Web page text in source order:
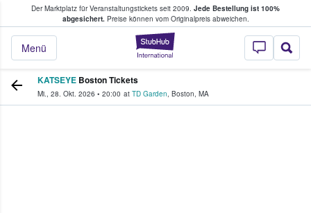
Der Marktplatz für Veranstaltungstickets seit 2009. Jede Bestellung ist 100%
abgesichert.Preise können vom Originalpreis abweichen.
StubHub - Wo
Menü
Tickets kaufen & verkaufen
KATSEYE Boston Tickets
Mi., 28. Okt. 2026 • 20:00 at TD Garden, Boston, MA